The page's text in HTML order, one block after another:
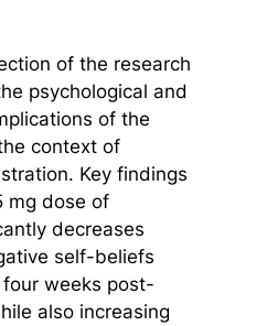
of the research
psychological and
of the
context of
Key findings
mg dose of
decreases
self-beliefs
weeks post-
also increasing